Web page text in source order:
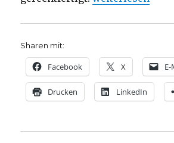
Sharen mit:
Facebook X
Drucken LinkedIn